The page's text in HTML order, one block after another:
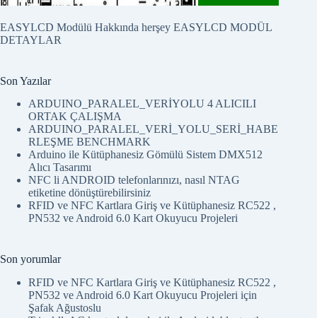
EASYLCD Modülü Hakkında herşey EASYLCD MODÜL
DETAYLAR
Son Yazılar
ARDUINO_PARALEL_VERİYOLU 4 ALICILI
ORTAK ÇALIŞMA
ARDUINO_PARALEL_VERİ_YOLU_SERİ_HABE
RLEŞME BENCHMARK
Arduino ile Kütüphanesiz Gömülü Sistem DMX512
Alıcı Tasarımı
NFC li ANDROID telefonlarınızı, nasıl NTAG
etiketine dönüştürebilirsiniz
RFID ve NFC Kartlara Giriş ve Kütüphanesiz RC522 ,
PN532 ve Android 6.0 Kart Okuyucu Projeleri
Son yorumlar
RFID ve NFC Kartlara Giriş ve Kütüphanesiz RC522 ,
PN532 ve Android 6.0 Kart Okuyucu Projeleri için
Şafak Ağustoslu